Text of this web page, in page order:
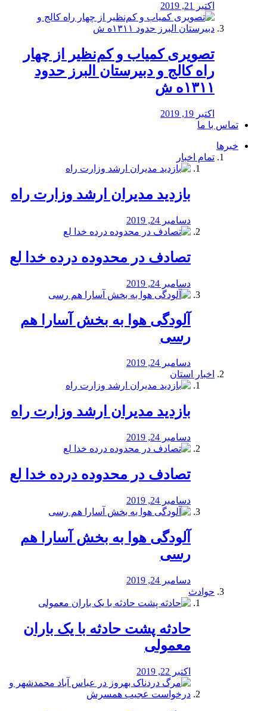
اکتبر 21, 2019
️تصویری کمیاب و کم‌نظیر از چهار
راه كالج و دبيرستان البرز حدود
۱۳۱۱ه ش
اکتبر 19, 2019
تماس با ما
خبرها
تمام اخبار
بازدید مدیران ارشد وزارت راه
دسامبر 24, 2019
تصادف در محدوده درده خدا لع
دسامبر 24, 2019
آلودگی هوا به بخش آسارا هم
رسی
دسامبر 24, 2019
اخبار استان
بازدید مدیران ارشد وزارت راه
دسامبر 24, 2019
تصادف در محدوده درده خدا لع
دسامبر 24, 2019
آلودگی هوا به بخش آسارا هم
رسی
دسامبر 24, 2019
حوادث
️حادثه پشت حادثه با یک باران
معمولی
اکتبر 22, 2019